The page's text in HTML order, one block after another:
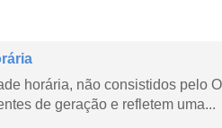
horária, não consistidos pelo
de geração e refletem uma...